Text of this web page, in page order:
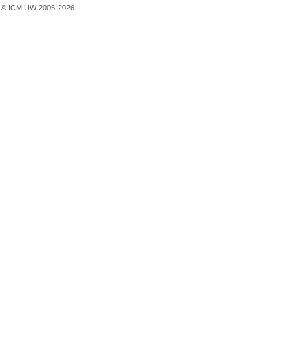
© ICM UW 2005-2026